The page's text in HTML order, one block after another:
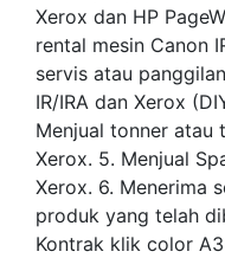
Xerox dan HP
rental mesin Canon
servis atau
IR/IRA dan Xerox
Menjual tonner atau
Xerox. 5. Menjual
Xerox. 6. Menerima
produk yang telah
Kontrak klik color